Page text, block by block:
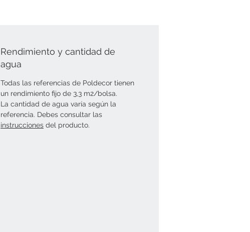
Rendimiento y cantidad de
agua
Todas las referencias de Poldecor tienen
un rendimiento fijo de 3,3 m2/bolsa.
La cantidad de agua varía según la
referencia. Debes consultar las
instrucciones del producto.